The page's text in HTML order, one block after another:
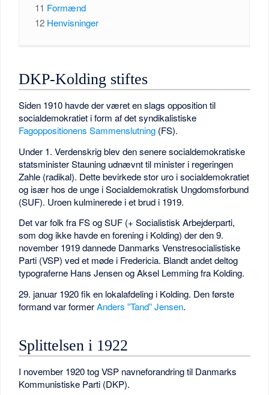
11 Formænd
12 Henvisninger
DKP-Kolding stiftes
Siden 1910 havde der været en slags opposition til
socialdemokratiet i form af det syndikalistiske
Fagoppositionens Sammenslutning (FS).
Under 1. Verdenskrig blev den senere socialdemokratiske
statsminister Stauning udnævnt til minister i regeringen
Zahle (radikal). Dette bevirkede stor uro i socialdemokratiet
og især hos de unge i Socialdemokratisk Ungdomsforbund
(SUF). Uroen kulminerede i et brud i 1919.
Det var folk fra FS og SUF (+ Socialistisk Arbejderparti,
som dog ikke havde en forening i Kolding) der den 9.
november 1919 dannede Danmarks Venstresocialistiske
Parti (VSP) ved et møde i Fredericia. Blandt andet deltog
typograferne Hans Jensen og Aksel Lemming fra Kolding.
29. januar 1920 fik en lokalafdeling i Kolding. Den første
formand var formerAnders ”Tand” Jensen.
Splittelsen i 1922
I november 1920 tog VSP navneforandring til Danmarks
Kommunistiske Parti (DKP).